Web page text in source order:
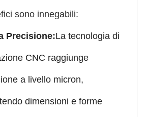
sono innegabili:
Precisione:La tecnologia di
CNC raggiunge
a livello micron,
dimensioni e forme